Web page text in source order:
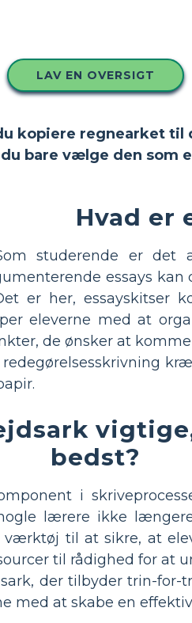
LAV EN OVERSIGT
kopiere regnearket
bare vælge den som
Hvad er
studerende er det
essays
er her, essayskitser
eleverne med at
de ønsker at
bedst?
i
lærere ikke
til at sikre, at
til rådighed for at
der tilbyder trin-for-
med at skabe en